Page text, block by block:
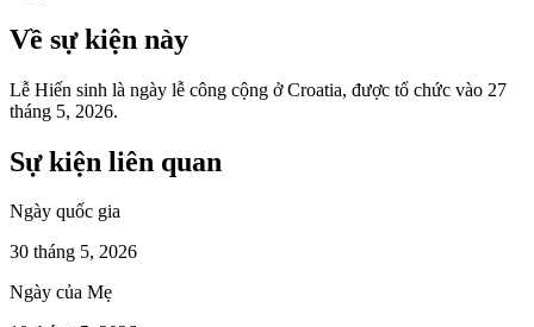
Về sự kiện này
Lễ Hiến sinh là ngày lễ công cộng ở Croatia, được tổ chức vào 27
tháng 5, 2026.
Sự kiện liên quan
Ngày quốc gia
30 tháng 5, 2026
Ngày của Mẹ